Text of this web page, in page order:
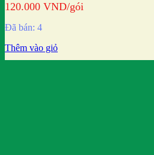
120.000 VND/gói
Đã bán: 4
Thêm vào giỏ